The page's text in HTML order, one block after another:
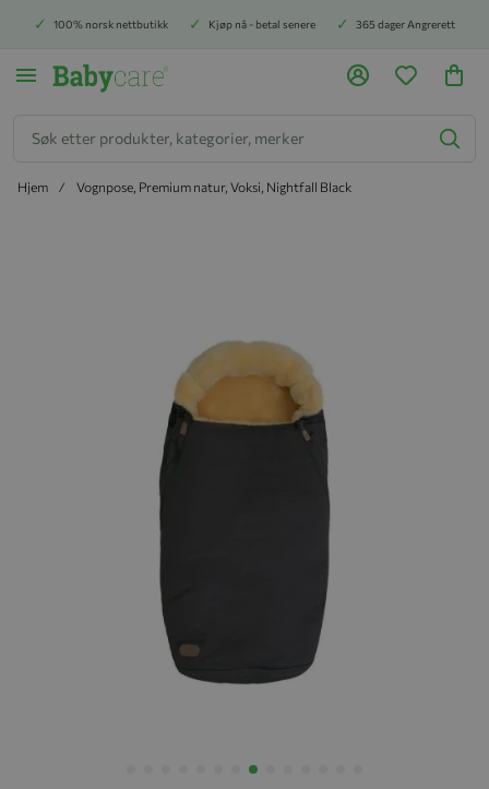
100% norsk nettbutikk Kjøp nå - betal senere 365 dager Angrerett
Hjem Vognpose, Premium natur, Voksi, Nightfall Black